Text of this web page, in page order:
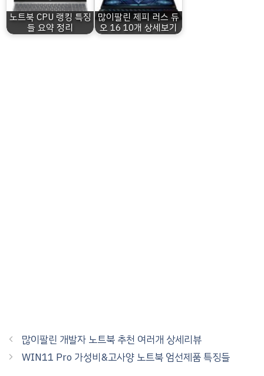
노트북 CPU 랭킹 특징
들 요약 정리
많이팔린 제피 러스 듀
오 16 10개 상세보기
많이팔린 개발자 노트북 추천 여러개 상세리뷰
WIN11 Pro 가성비&고사양 노트북 엄선제품 특징들